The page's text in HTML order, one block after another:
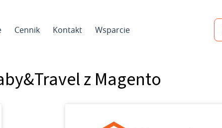
Cennik Kontakt Wsparcie
z Magento